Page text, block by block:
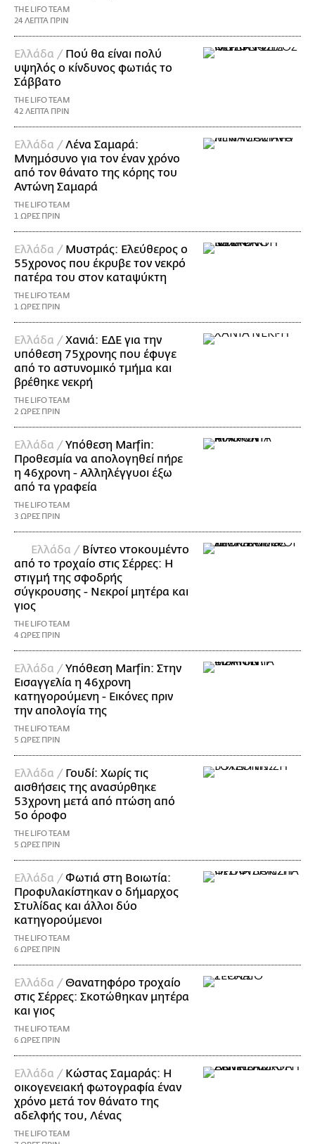
THE LIFO TEAM
24 ΛΕΠΤΑ ΠΡΙΝ
Ελλάδα / Πού θα είναι πολύ
υψηλός ο κίνδυνος φωτιάς το
Σάββατο
THE LIFO TEAM
42 ΛΕΠΤΑ ΠΡΙΝ
Ελλάδα / Λένα Σαμαρά:
Μνημόσυνο για τον έναν χρόνο
από τον θάνατο της κόρης του
Αντώνη Σαμαρά
THE LIFO TEAM
1 ΩΡΕΣ ΠΡΙΝ
Ελλάδα / Μυστράς: Ελεύθερος ο
55χρονος που έκρυβε τον νεκρό
πατέρα του στον καταψύκτη
THE LIFO TEAM
1 ΩΡΕΣ ΠΡΙΝ
Ελλάδα / Χανιά: ΕΔΕ για την
υπόθεση 75χρονης που έφυγε
από το αστυνομικό τμήμα και
βρέθηκε νεκρή
THE LIFO TEAM
2 ΩΡΕΣ ΠΡΙΝ
Ελλάδα / Υπόθεση Marfin:
Προθεσμία να απολογηθεί πήρε
η 46χρονη - Αλληλέγγυοι έξω
από τα γραφεία
THE LIFO TEAM
3 ΩΡΕΣ ΠΡΙΝ
Ελλάδα / Βίντεο ντοκουμέντο
από το τροχαίο στις Σέρρες: Η
στιγμή της σφοδρής
σύγκρουσης - Νεκροί μητέρα και
γιος
THE LIFO TEAM
4 ΩΡΕΣ ΠΡΙΝ
Ελλάδα / Υπόθεση Marfin: Στην
Εισαγγελία η 46χρονη
κατηγορούμενη - Εικόνες πριν
την απολογία της
THE LIFO TEAM
5 ΩΡΕΣ ΠΡΙΝ
Ελλάδα / Γουδί: Χωρίς τις
αισθήσεις της ανασύρθηκε
53χρονη μετά από πτώση από
5ο όροφο
THE LIFO TEAM
5 ΩΡΕΣ ΠΡΙΝ
Ελλάδα / Φωτιά στη Βοιωτία:
Προφυλακίστηκαν ο δήμαρχος
Στυλίδας και άλλοι δύο
κατηγορούμενοι
THE LIFO TEAM
6 ΩΡΕΣ ΠΡΙΝ
Ελλάδα / Θανατηφόρο τροχαίο
στις Σέρρες: Σκοτώθηκαν μητέρα
και γιος
THE LIFO TEAM
6 ΩΡΕΣ ΠΡΙΝ
Ελλάδα / Κώστας Σαμαράς: Η
οικογενειακή φωτογραφία έναν
χρόνο μετά τον θάνατο της
αδελφής του, Λένας
THE LIFO TEAM